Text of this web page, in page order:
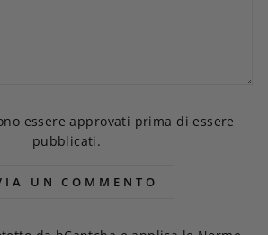
essere approvati prima di essere
pubblicati.
UN COMMENTO